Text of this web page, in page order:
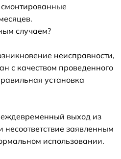
смонтированные
случаем?
неисправности,
с качеством проведенного
установка
выход из
несоответствие заявленным
использовании.